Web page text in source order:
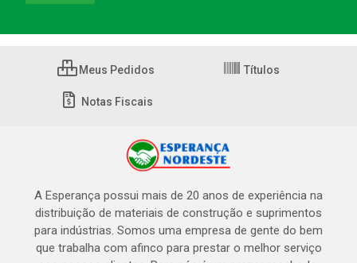
Meus Pedidos Títulos
Notas Fiscais
A Esperança possui mais de 20 anos de experiência na
distribuição de materiais de construção e suprimentos
para indústrias. Somos uma empresa de gente do bem
que trabalha com afinco para prestar o melhor serviço